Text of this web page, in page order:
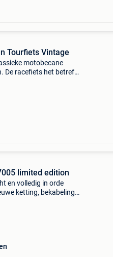
2 Fietsen - Race en een Tourfiets Vintage
motobecane
De racefiets het betreft
limited edition
en volledig in orde
ketting, bekabeling